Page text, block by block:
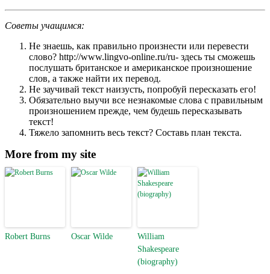
Советы учащимся:
Не знаешь, как правильно произнести или перевести
слово? http://www.lingvo-online.ru/ru- здесь ты сможешь
послушать британское и американское произношение
слов, а также найти их перевод.
Не заучивай текст наизусть, попробуй пересказать его!
Обязательно выучи все незнакомые слова с правильным
произношением прежде, чем будешь пересказывать
текст!
Тяжело запомнить весь текст? Составь план текста.
More from my site
Robert Burns Oscar Wilde
William
Shakespeare
(biography)